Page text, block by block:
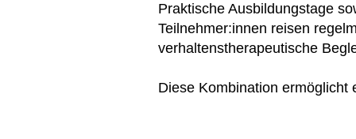
Praktische Ausbildungstage
Teilnehmer:innen reisen
verhaltenstherapeutische
Diese Kombination ermöglicht